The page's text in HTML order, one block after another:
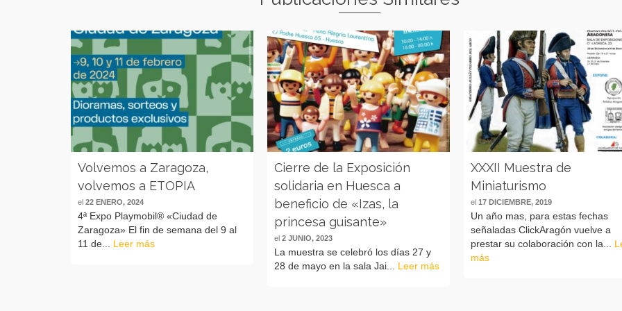
Volvemos a Zaragoza,
volvemos a ETOPIA
el 22 ENERO, 2024
4ª Expo Playmobil® «Ciudad de
Zaragoza» El fin de semana del 9 al
11 de... Leer más
Cierre de la Exposición
solidaria en Huesca a
beneficio de «Izas, la
princesa guisante»
el2 JUNIO, 2023
La muestra se celebró los días 27 y
28 de mayo en la sala Jai... Leer más
XXXII Muestra de
Miniaturismo
el17 DICIEMBRE, 2019
Un año mas, para estas fechas
señaladas ClickAragón vuelve a
prestar su colaboración con la...
más